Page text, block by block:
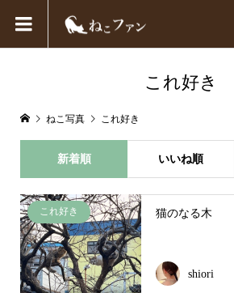
これ好き
ねこ写真 これ好き
新着順 いいね順
これ好き 猫のなる木
shiori